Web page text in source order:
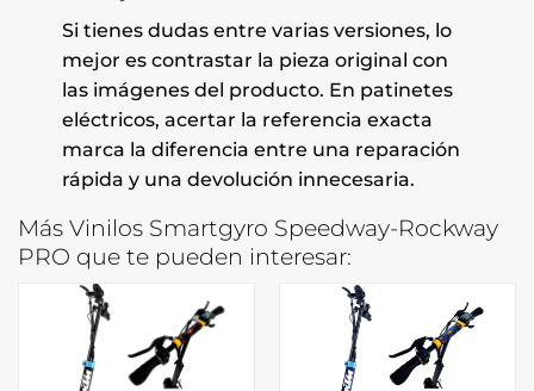
Si tienes dudas entre varias versiones, lo
mejor es contrastar la pieza original con
las imágenes del producto. En patinetes
eléctricos, acertar la referencia exacta
marca la diferencia entre una reparación
rápida y una devolución innecesaria.
Más Vinilos Smartgyro Speedway-Rockway
PRO que te pueden interesar: